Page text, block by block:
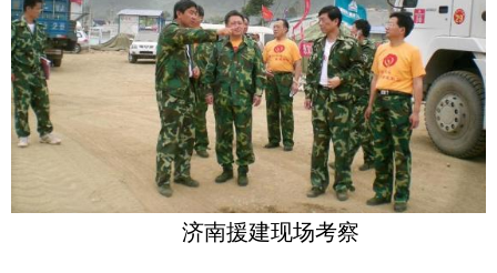
济南援建现场考察